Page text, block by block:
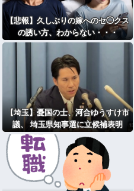
【悲報】久しぶりの嫁へのセ◯クス
の誘い方、わからない・・・
【埼玉】憂国の士、河合ゆうすけ市
議、 埼玉県知事選に立候補表明